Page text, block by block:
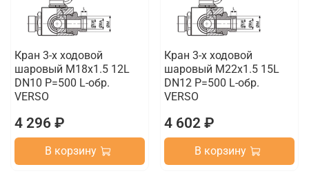
Кран 3-х ходовой
шаровый M18x1.5 12L
DN10 P=500 L-обр.
VERSO
4 296 ₽
В корзину
Кран 3-х ходовой
шаровый M22x1.5 15L
DN12 P=500 L-обр.
VERSO
4 602 ₽
В корзину